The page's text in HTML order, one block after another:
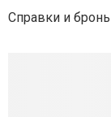
Справки и